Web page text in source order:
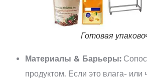
Готовая
Материалы & Барьеры:
продуктом. Если это влага- или